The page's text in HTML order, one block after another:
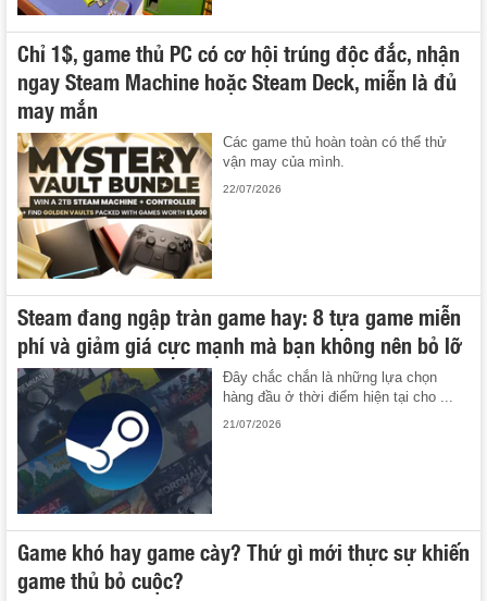
Chỉ 1$, game thủ PC có cơ hội trúng độc đắc, nhận
ngay Steam Machine hoặc Steam Deck, miễn là đủ
may mắn
Các game thủ hoàn toàn có thể thử
vận may của mình.
22/07/2026
Steam đang ngập tràn game hay: 8 tựa game miễn
phí và giảm giá cực mạnh mà bạn không nên bỏ lỡ
Đây chắc chắn là những lựa chọn
hàng đầu ở thời điểm hiện tại cho ...
21/07/2026
Game khó hay game cày? Thứ gì mới thực sự khiến
game thủ bỏ cuộc?